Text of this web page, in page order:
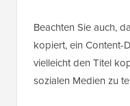
Beachten Sie auch,
kopiert, ein Content-
vielleicht den Titel
sozialen Medien zu